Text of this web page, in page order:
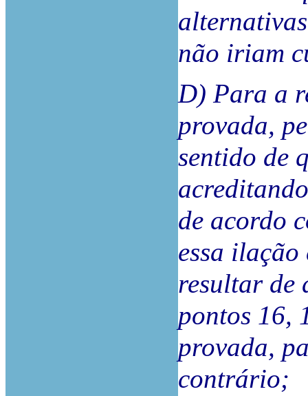
não iriam
D) Para a
provada,
sentido de
de acordo
essa
resultar de
pontos 16,
provada,
contrário;